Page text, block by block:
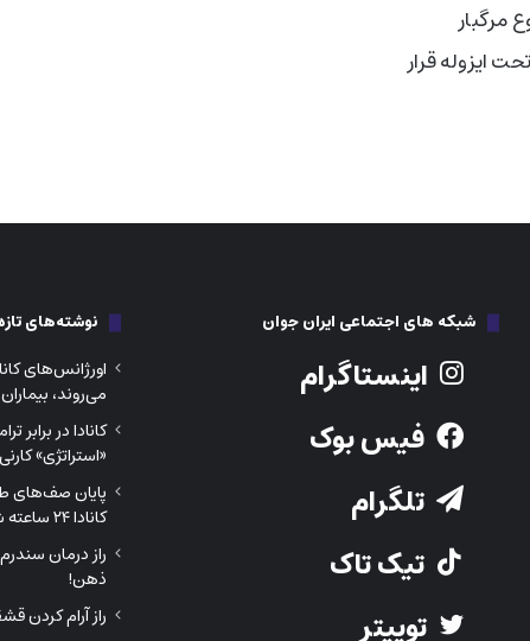
مرگبار
ایزوله قرار
شبکه های اجتماعی ایران جوان
اینستاگرام
فیس بوک
تلگرام
تیک تاک
توییتر
نوشته‌های تازه
اورژانس‌های
می‌روند،
کانادا در
«استراتژی»
پایان صف‌های
کانادا ۲۴ ساعته شد!
راز درمان
ذهن!
راز آرام کردن